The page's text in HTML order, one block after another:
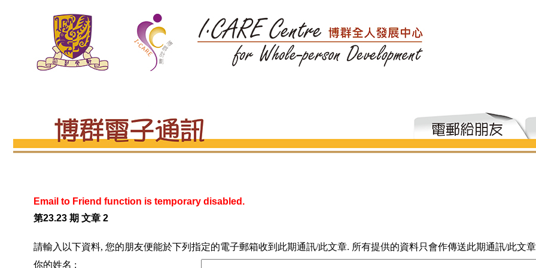
Email to Friend function is temporary disabled.
第23.23 期 文章 2
請輸入以下資料, 您的朋友便能於下列指定的電子郵箱收到此期通訊/此文章. 所有提供的資料只會作傳送此期通訊/此文
你的姓名 :